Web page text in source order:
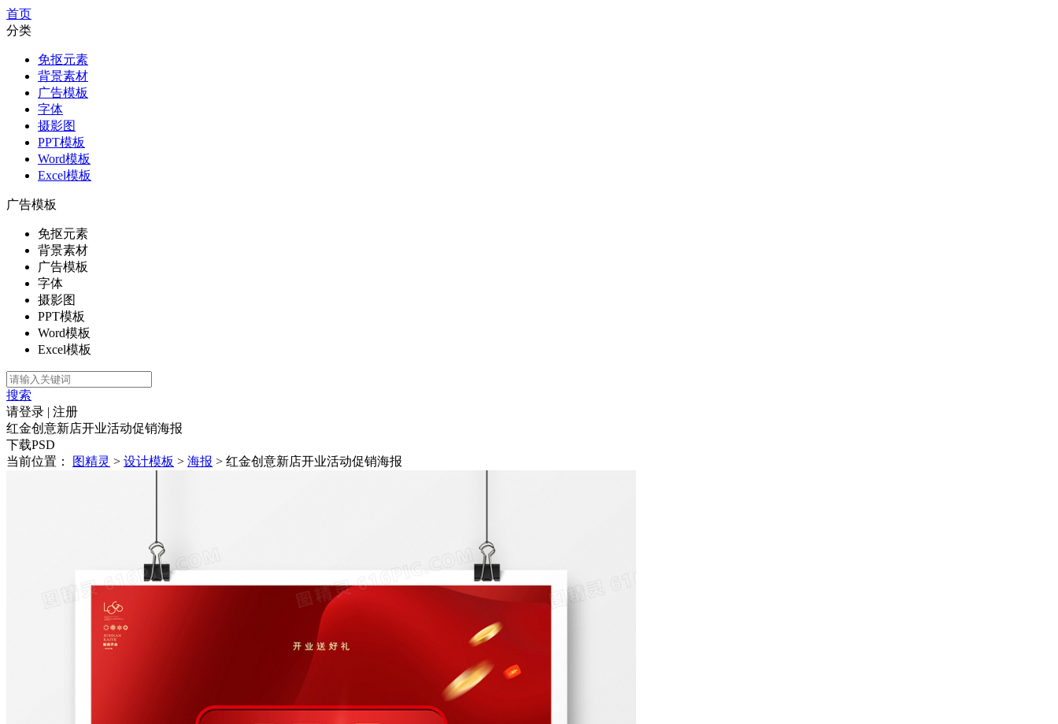
首页
分类
免抠元素
背景素材
广告模板
字体
摄影图
PPT模板
Word模板
Excel模板
广告模板
免抠元素
背景素材
广告模板
字体
摄影图
PPT模板
Word模板
Excel模板
搜索
请登录 | 注册
红金创意新店开业活动促销海报
下载PSD
当前位置：
图精灵 > 设计模板 > 海报 > 红金创意新店开业活动促销海报